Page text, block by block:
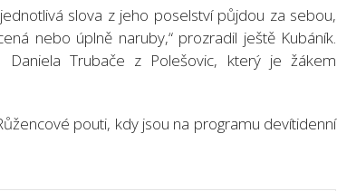
slova z jeho poselství půjdou za sebou,
nebo úplně naruby,“ prozradil ještě Kubáník.
Trubače z Polešovic, který je žákem
pouti, kdy jsou na programu devítidenní